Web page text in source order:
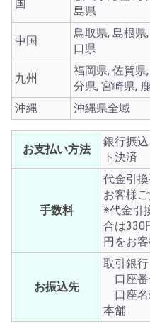
国
島県
中国
鳥取県, 島根県
口県
九州
福岡県, 佐賀県
分県, 宮崎県,
沖縄 沖縄県全域
お支払い方法
銀行振
ト決済
手数料
代金引
お客様
※代金引
合は330
円をお
お振込先
取引銀
口座番
口座名
本舗